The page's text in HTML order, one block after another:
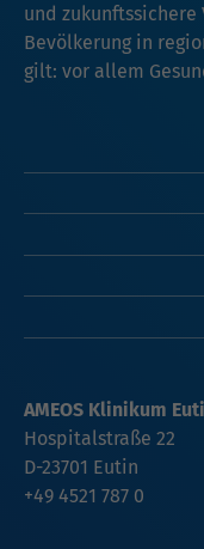
und
Bevölkerung in
gilt: vor allem
AMEOS Klinikum
Hospitalstraße 22
D-23701 Eutin
+49 4521 787 0